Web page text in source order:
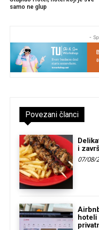
samo ne glup
-
Povezani članci
i
07/08/
hoteli